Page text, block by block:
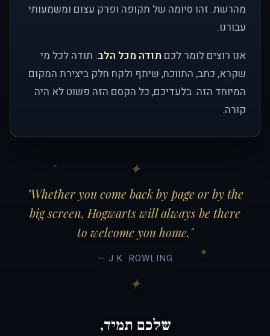
מהרשת. זהו סיומה של תקופה ופרק עצום ומשמעותי
עבורנו.
אנו רוצים לומר לכם תודה מכל הלב. תודה לכל מי
שקרא, כתב, התווכח, שיתף ולקח חלק ביצירת המקום
המיוחד הזה. בלעדיכם, כל הקסם הזה פשוט לא היה
קורה.
"Whether you come back by page or by the
big screen, Hogwarts will always be there
to welcome you home."
— J.K. ROWLING
שלכם תמיד,